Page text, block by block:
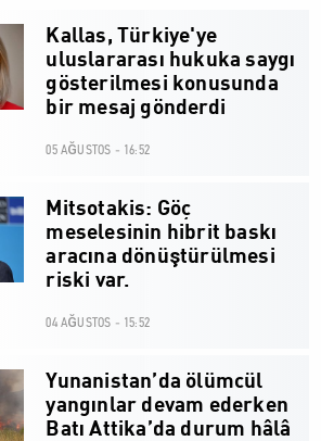
Kallas, Türkiye'ye
uluslararası hukuka saygı
gösterilmesi konusunda
bir mesaj gönderdi
05 AĞUSTOS - 16:52
Mitsotakis: Göç
meselesinin hibrit baskı
aracına dönüştürülmesi
riski var.
04 AĞUSTOS - 15:52
Yunanistan’da ölümcül
yangınlar devam ederken
Batı Attika’da durum hâlâ